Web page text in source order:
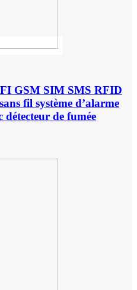
GSM SIM SMS RFID
fil système d’alarme
détecteur de fumée